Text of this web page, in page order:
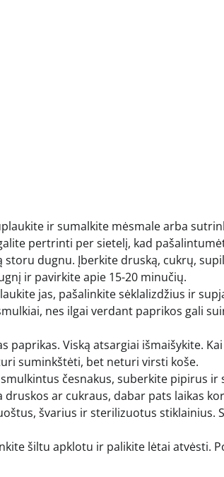
ir sumalkite mėsmale arba
pertrinti per sietelį, kad
dugnu. Įberkite druską, cukrų,
ir pavirkite apie 15-20 minučių.
jas, pašalinkite sėklalizdžius ir
nes ilgai verdant paprikos gali
Viską atsargiai išmaišykite.
suminkštėti, bet neturi virsti koše.
česnakus, suberkite pipirus ir
ar cukraus, dabar pats laikas
švarius ir sterilizuotus stiklainius.
šiltu apklotu ir palikite lėtai atvėsti.